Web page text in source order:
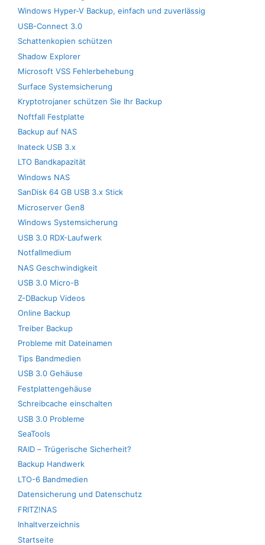
Windows Hyper-V Backup, einfach und zuverlässig
USB-Connect 3.0
Schattenkopien schützen
Shadow Explorer
Microsoft VSS Fehlerbehebung
Surface Systemsicherung
Kryptotrojaner schützen Sie Ihr Backup
Noftfall Festplatte
Backup auf NAS
Inateck USB 3.x
LTO Bandkapazität
Windows NAS
SanDisk 64 GB USB 3.x Stick
Microserver Gen8
Windows Systemsicherung
USB 3.0 RDX-Laufwerk
Notfallmedium
NAS Geschwindigkeit
USB 3.0 Micro-B
Z-DBackup Videos
Online Backup
Treiber Backup
Probleme mit Dateinamen
Tips Bandmedien
USB 3.0 Gehäuse
Festplattengehäuse
Schreibcache einschalten
USB 3.0 Probleme
SeaTools
RAID – Trügerische Sicherheit?
Backup Handwerk
LTO-6 Bandmedien
Datensicherung und Datenschutz
FRITZ!NAS
Inhaltverzeichnis
Startseite